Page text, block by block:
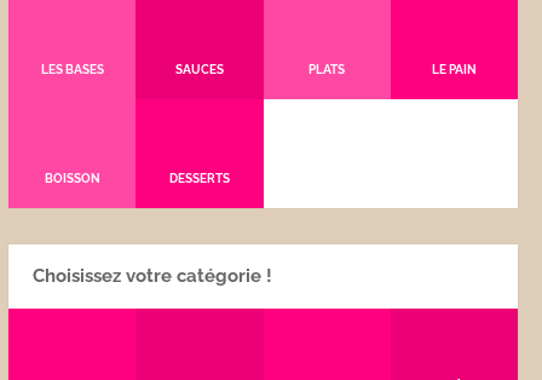
LES BASES SAUCES PLATS LE PAIN
BOISSON DESSERTS
Choisissez votre catégorie !